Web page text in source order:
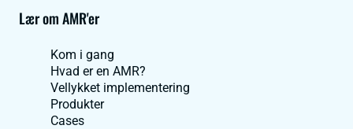
Lær om AMR'er
Kom i gang
Hvad er en AMR?
Vellykket implementering
Produkter
Cases